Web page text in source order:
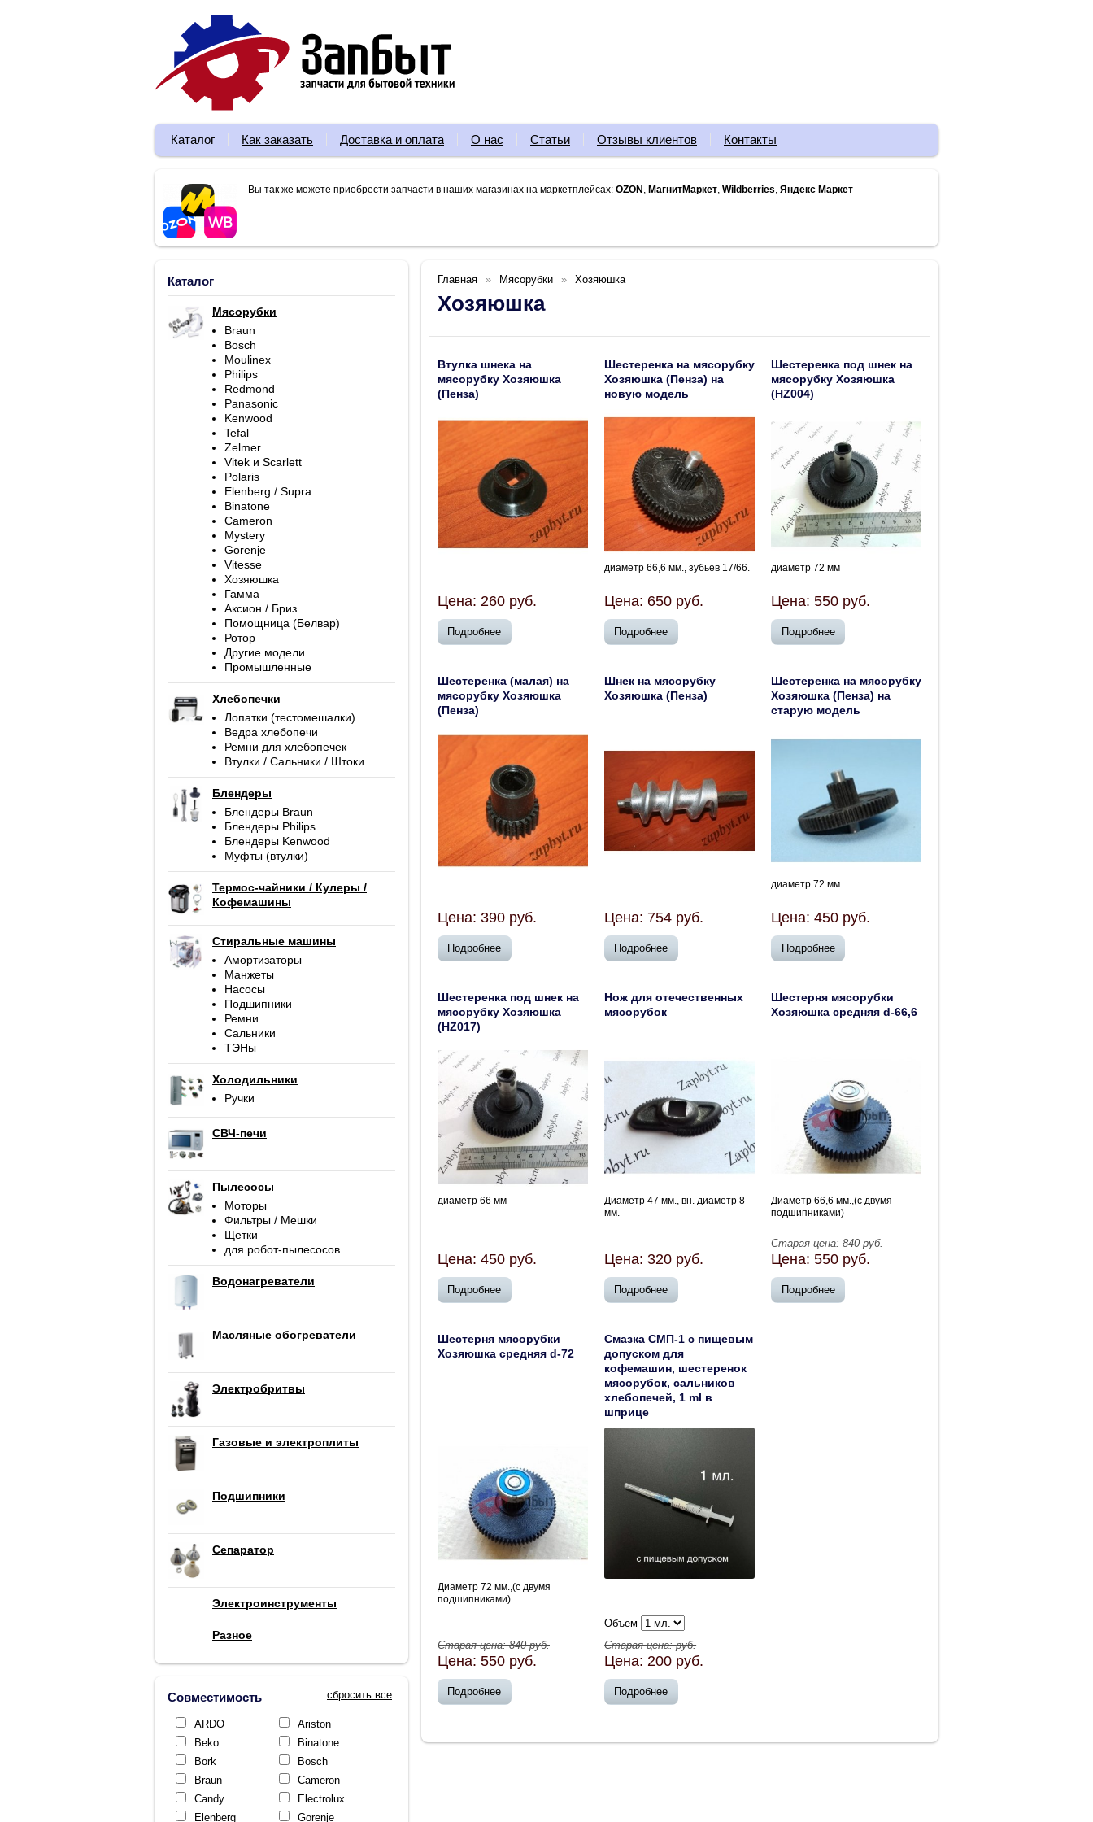
Каталог Как заказать Доставка и оплата О нас Статьи Отзывы клиентов Контакты
Вы так же можете приобрести запчасти в наших магазинах на маркетплейсах: OZON МагнитМаркет Wildberries Яндекс Маркет
Каталог
Мясорубки
Braun
Bosch
Moulinex
Philips
Redmond
Panasonic
Kenwood
Tefal
Zelmer
Vitek и Scarlett
Polaris
Elenberg / Supra
Binatone
Cameron
Mystery
Gorenje
Vitesse
Хозяюшка
Гамма
Аксион / Бриз
Помощница (Белвар)
Ротор
Другие модели
Промышленные
Хлебопечки
Лопатки (тестомешалки)
Ведра хлебопечи
Ремни для хлебопечек
Втулки / Сальники / Штоки
Блендеры
Блендеры Braun
Блендеры Philips
Блендеры Kenwood
Муфты (втулки)
Термос-чайники / Кулеры /
Кофемашины
Стиральные машины
Амортизаторы
Манжеты
Насосы
Подшипники
Ремни
Сальники
ТЭНы
Холодильники
Ручки
СВЧ-печи
Пылесосы
Моторы
Фильтры / Мешки
Щетки
для робот-пылесосов
Водонагреватели
Масляные обогреватели
Электробритвы
Газовые и электроплиты
Подшипники
Сепаратор
Электроинструменты
Разное
сбросить все
Совместимость
ARDO
Ariston
Beko
Binatone
Bork
Bosch
Braun
Cameron
Candy
Electrolux
Elenberg
Gorenje
Главная Мясорубки Хозяюшка
Хозяюшка
Втулка шнека на
мясорубку Хозяюшка
(Пенза)
Цена: 260 руб.
Подробнее
Шестеренка на мясорубку
Хозяюшка (Пенза) на
новую модель
диаметр 66,6 мм., зубьев 17/66.
Цена: 650 руб.
Подробнее
Шестеренка под шнек на
мясорубку Хозяюшка
(HZ004)
диаметр 72 мм
Цена:550 руб.
Подробнее
Шестеренка (малая) на
мясорубку Хозяюшка
(Пенза)
Цена: 390 руб.
Подробнее
Шнек на мясорубку
Хозяюшка (Пенза)
Цена: 754 руб.
Подробнее
Шестеренка на мясорубку
Хозяюшка (Пенза) на
старую модель
диаметр 72 мм
Цена:450 руб.
Подробнее
Шестеренка под шнек на
мясорубку Хозяюшка
(HZ017)
диаметр 66 мм
Цена: 450 руб.
Подробнее
Нож для отечественных
мясорубок
Диаметр 47 мм., вн. диаметр 8
мм.
Цена:320 руб.
Подробнее
Шестерня мясорубки
Хозяюшка средняя d-66,6
Диаметр 66,6 мм.,(с двумя
подшипниками)
Старая цена:840руб.
Цена:550 руб.
Подробнее
Шестерня мясорубки
Хозяюшка средняя d-72
Диаметр 72 мм.,(с двумя
подшипниками)
Старая цена:840руб.
Цена: 550 руб.
Подробнее
Смазка СМП-1 с пищевым
допуском для
кофемашин, шестеренок
мясорубок, сальников
хлебопечей, 1 ml в
шприце
Объем
Старая цена:руб.
Цена: 200 руб.
Подробнее